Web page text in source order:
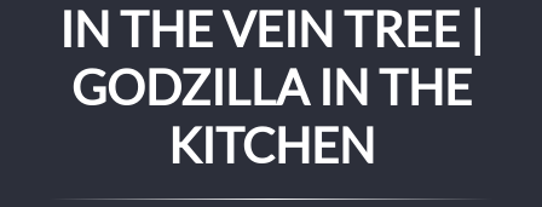
IN THE VEIN TREE |
GODZILLA IN THE
KITCHEN